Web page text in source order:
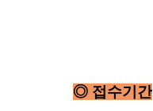
◎ 접수기간